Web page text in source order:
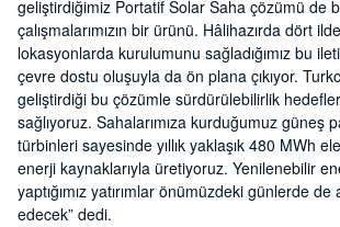
geliştirdiğimiz Portatif Solar Saha çözümü de
çalışmalarımızın bir ürünü. Hâlihazırda dört
lokasyonlarda kurulumunu sağladığımız bu
çevre dostu oluşuyla da ön plana çıkıyor.
geliştirdiği bu çözümle sürdürülebilirlik
sağlıyoruz. Sahalarımıza kurduğumuz güneş
türbinleri sayesinde yıllık yaklaşık 480 MWh
enerji kaynaklarıyla üretiyoruz. Yenilenebilir
yaptığımız yatırımlar önümüzdeki günlerde
edecek” dedi.